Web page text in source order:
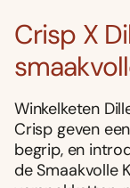
Crisp X
Winkelketen
Crisp geven
begrip, en
de Smaakvolle